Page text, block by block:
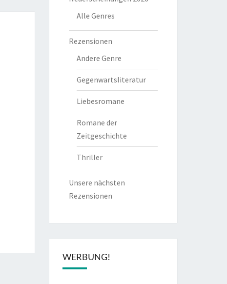
Alle Genres
Rezensionen
Andere Genre
Gegenwartsliteratur
Liebesromane
Romane der
Zeitgeschichte
Thriller
Unsere nächsten
Rezensionen
WERBUNG!